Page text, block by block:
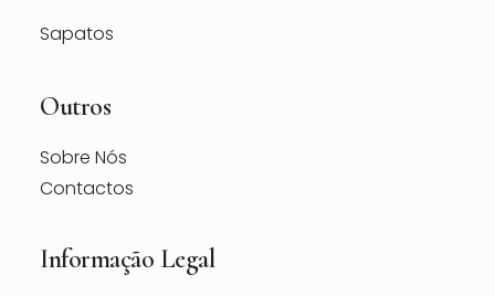
Sapatos
Outros
Sobre Nós
Contactos
Informação Legal